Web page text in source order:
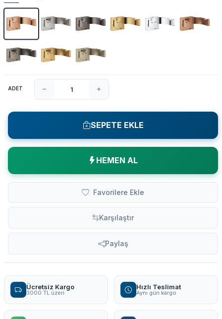
ADET
SEPETE EKLE
HEMEN AL
Favorilere Ekle
Karşılaştır
Paylaş
Ücretsiz Kargo
3000 TL üzeri
Hızlı Teslimat
Aynı gün kargo